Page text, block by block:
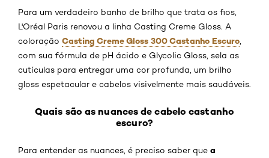
Para um verdadeiro banho de brilho que trata os fios,
L'Oréal Paris renovou a linha Casting Creme Gloss. A
coloração Casting Creme Gloss 300 Castanho Escuro
com sua fórmula de pH ácido e Glycolic Gloss, sela as
cutículas para entregar uma cor profunda, um brilho
gloss espetacular e cabelos visivelmente mais saudáveis.
Quais são as nuances de cabelo castanho
escuro?
Para entender as nuances, é preciso saber que a